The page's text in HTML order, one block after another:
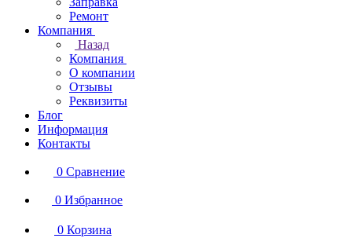
Ремонт
Компания
Назад
Компания
О компании
Отзывы
Реквизиты
Блог
Информация
Контакты
0 Сравнение
0 Избранное
0 Корзина